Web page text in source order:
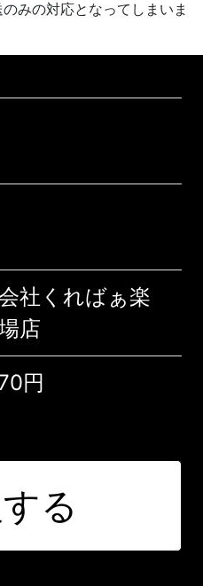
みの対応となってしまいま
社くればぁ楽
店
円
る